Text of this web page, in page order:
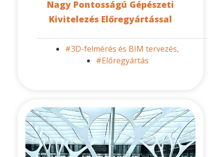
Nagy Pontosságú Gépészeti
Kivitelezés Előregyártással
#3D-felmérés és BIM tervezés,
#Előregyártás